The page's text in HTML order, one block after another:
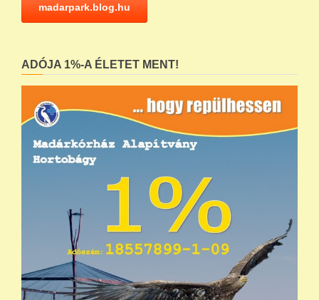
madarpark.blog.hu
ADÓJA 1%-A ÉLETET MENT!